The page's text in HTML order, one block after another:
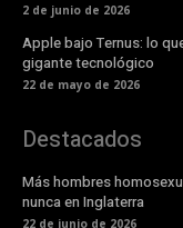
2 de junio de 2026
Apple bajo Ternus: lo
gigante tecnológico
22 de mayo de 2026
Destacados
Más hombres
nunca en Inglaterra
22 de junio de 2026